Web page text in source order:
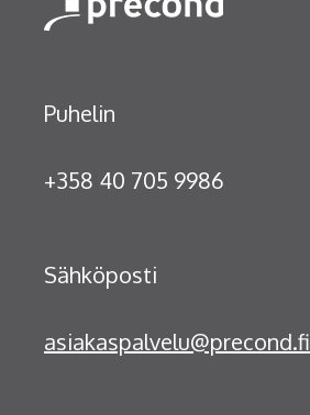
Puhelin
+358 40 705 9986
Sähköposti
asiakaspalvelu@precond.fi